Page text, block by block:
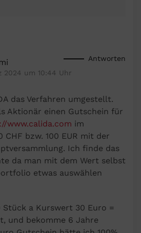
2024 um 10:44 Uhr
Antworten
das Verfahren umgestellt.
Aktionär einen Gutschein für
www.calida.com im
CHF bzw. 100 EUR mit der
Ich finde das
da man mit dem Wert selbst
etwas auswählen
Stück a Kurswert 30 Euro =
und bekomme 6 Jahre